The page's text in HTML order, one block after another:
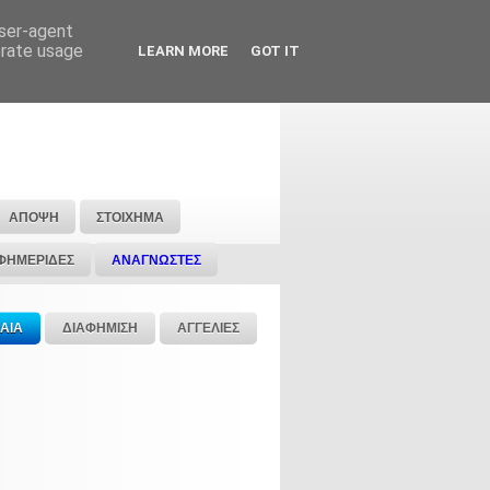
ΑΠΟΨΗ ΣΤΟΙΧΗΜΑ
ΑΝΑΓΝΩΣΤΕΣ
ΔΙΑΦΗΜΙΣΗ ΑΓΓΕΛΙΕΣ
agent
usage
LEARN MORE GOT IT